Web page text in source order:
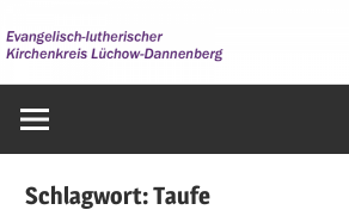
Inhalt
springen
im
Schlagwort:Taufe